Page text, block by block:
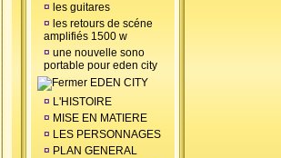
¤ les guitares
¤ les retours de scéne
amplifiés 1500 w
¤ une nouvelle sono
portable pour eden city
EDEN CITY
¤ L'HISTOIRE
¤ MISE EN MATIERE
¤ LES PERSONNAGES
¤ PLAN GENERAL